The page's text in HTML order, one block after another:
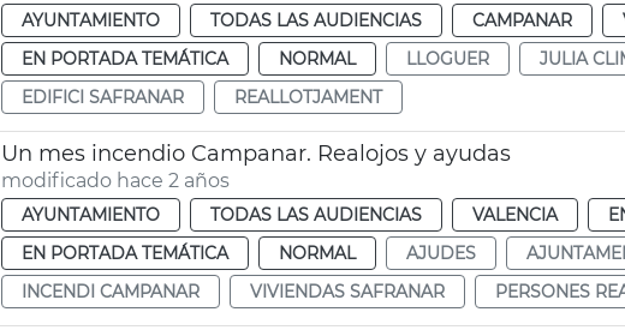
AYUNTAMIENTO TODAS LAS AUDIENCIAS CAMPANAR
EN PORTADA TEMÁTICA
NORMAL LLOGUER JULIA
EDIFICI SAFRANAR
REALLOTJAMENT
Un mes incendio Campanar. Realojos y ayudas
modificado hace 2 años
AYUNTAMIENTO TODAS LAS AUDIENCIAS VALENCIA
EN PORTADA TEMÁTICA
NORMAL AJUDES
INCENDI CAMPANAR
VIVIENDAS SAFRANAR PERSONES